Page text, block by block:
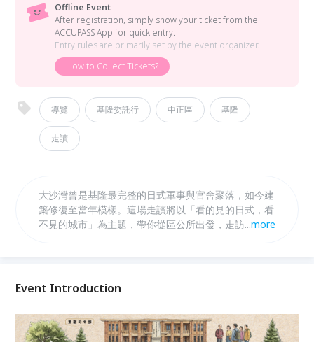
Offline Event
After registration, simply show your ticket from the
ACCUPASS App for quick entry.
Entry rules are primarily set by the event organizer.
How to Collect Tickets?
導覽 基隆委託行 中正區 基隆
走讀
大沙灣曾是基隆最完整的日式軍事與官舍聚落，如今建
築修復至當年模樣。這場走讀將以「看的見的日式，看
不見的城市」為主題，帶你從區公所出發，走訪要塞司
記憶，讓我們一起用雙腳，打開這座城市的昔日祕密，
城市的另一種可能：看得見的遺跡，看不見的基隆，都
在這裡。
...more
Event Introduction